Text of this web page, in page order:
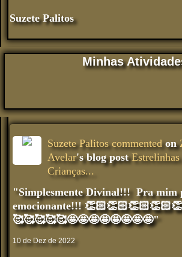
Suzete Palitos
Minhas
Suzete Palitos commentedon
Avelar's blog postEstrelinhas
Crianças...
"Simplesmente Divinal!!! Pra mim
emocionante!!!
🥰🥰🥰🥰🥰🤩🤩🤩🤩🤩🤩🤩🤩"
10 de Dez de 2022